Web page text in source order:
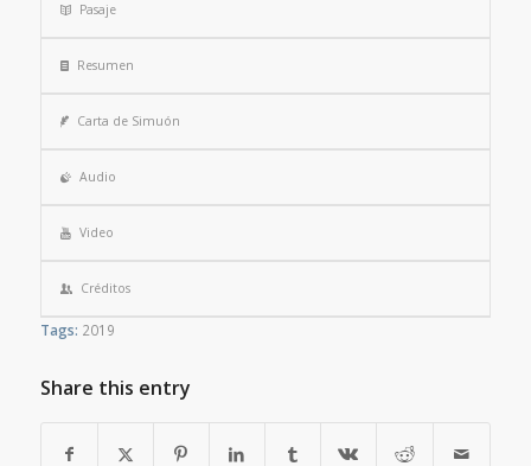
Pasaje
Resumen
Carta de Simuón
Audio
Video
Créditos
Tags: 2019
Share this entry